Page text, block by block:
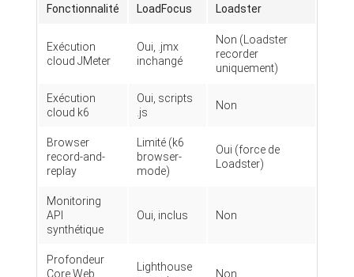
Fonctionnalité LoadFocus Loadster
Exécution
cloud JMeter
Oui, .jmx
inchangé
Non (Loadster
recorder
uniquement)
Exécution
cloud k6
Oui, scripts
.js
Non
Browser
record-and-
replay
Limité (k6
browser-
mode)
Oui (force de
Loadster)
Monitoring
API
synthétique
Oui, inclus Non
Profondeur
Core Web
Lighthouse
Non